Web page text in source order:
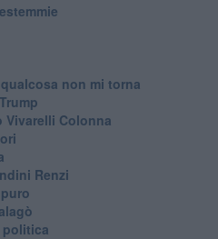
non mi torna
Vivarelli Colonna
Renzi
politica